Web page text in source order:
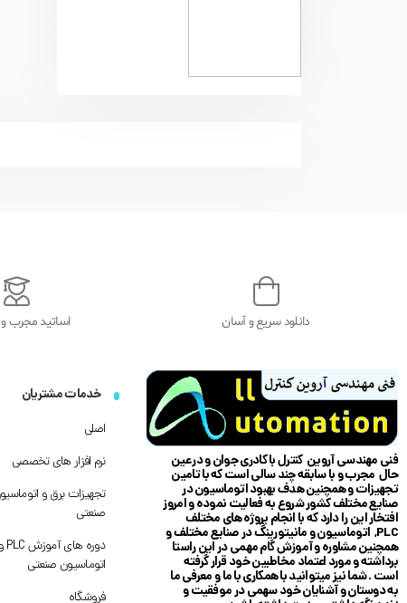
دانلود سریع و آسان اساتید مجرب
فنی مهندسی آروین کنترل با کادری جوان و در عین
حال مجرب و با سابقه چند سالی است که با تامین
تجهیزات و همچنین هدف بهبود اتوماسیون در
صنایع مختلف کشور شروع به فعالیت نموده و امروز
افتخار این را دارد که با انجام پروژه های مختلف
PLC, اتوماسیون و مانیتورینگ در صنایع مختلف و
همچنین مشاوره و آموزش گام مهمی در این راستا
برداشته و مورد اعتماد مخاطبین خود قرار گرفته
است . شما نیز میتوانید با همکاری با ما و معرفی ما
به دوستان و آشنایان خود سهمی در موفقیت و
خدمات مشتریان
اصلی
نرم افزار های تخصصی
تجهیزات برق و
صنعتی
دوره های آموزش PLC و
اتوماسیون صنعتی
فروشگاه